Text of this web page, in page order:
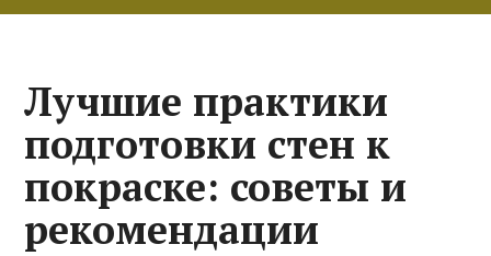
Лучшие практики
подготовки стен к
покраске: советы и
рекомендации